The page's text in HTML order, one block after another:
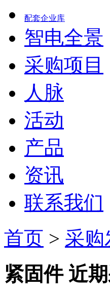
配套企业库
智电全景
采购项目
人脉
活动
产品
资讯
联系我们
首页 > 采购
紧固件 近